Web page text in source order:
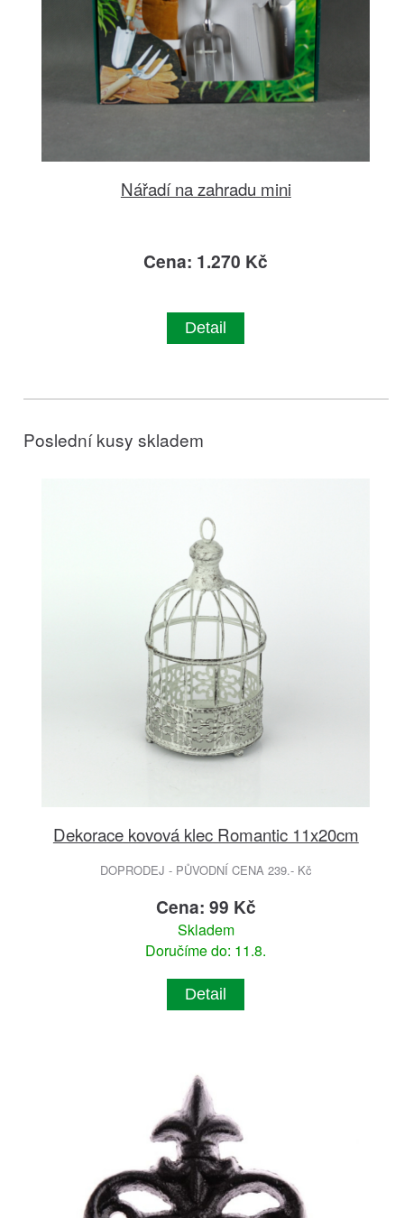
Nářadí na zahradu mini
Cena: 1.270 Kč
Detail
Poslední kusy skladem
Dekorace kovová klec Romantic 11x20cm
DOPRODEJ - PŮVODNÍ CENA 239.- Kč
Cena: 99 Kč
Skladem
Doručíme do: 11.8.
Detail